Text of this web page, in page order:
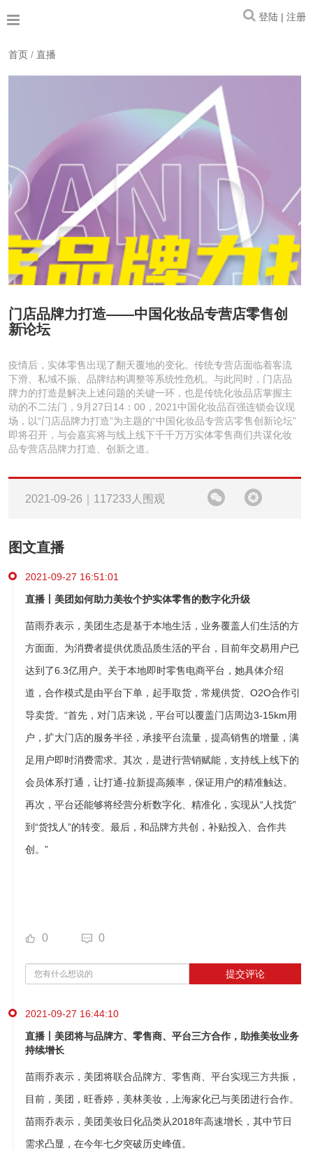
登陆 | 注册
首页 / 直播
门店品牌力打造——中国化妆品专营店零售创
新论坛
疫情后，实体零售出现了翻天覆地的变化。传统专营店面临着客流
下滑、私域不振、品牌结构调整等系统性危机。与此同时，门店品
牌力的打造是解决上述问题的关键一环，也是传统化妆品店掌握主
动的不二法门，9月27日14：00，2021中国化妆品百强连锁会议现
场，以“门店品牌力打造”为主题的“中国化妆品专营店零售创新论坛”
即将召开，与会嘉宾将与线上线下千千万万实体零售商们共谋化妆
品专营店品牌力打造、创新之道。
2021-09-26｜117233人围观
图文直播
2021-09-27 16:51:01
直播丨美团如何助力美妆个护实体零售的数字化升级
苗雨乔表示，美团生态是基于本地生活，业务覆盖人们生活的方
方面面、为消费者提供优质品质生活的平台，目前年交易用户已
达到了6.3亿用户。关于本地即时零售电商平台，她具体介绍
道，合作模式是由平台下单，起手取货，常规供货、O2O合作引
导卖货。“首先，对门店来说，平台可以覆盖门店周边3-15km用
户，扩大门店的服务半径，承接平台流量，提高销售的增量，满
足用户即时消费需求。其次，是进行营销赋能，支持线上线下的
会员体系打通，让打通-拉新提高频率，保证用户的精准触达。
再次，平台还能够将经营分析数字化、精准化，实现从“人找货”
到“货找人”的转变。最后，和品牌方共创，补贴投入、合作共
创。”
0 0
提交评论
2021-09-27 16:44:10
直播丨美团将与品牌方、零售商、平台三方合作，助推美妆业务
持续增长
苗雨乔表示，美团将联合品牌方、零售商、平台实现三方共振，
目前，美团，旺香婷，美林美妆，上海家化已与美团进行合作。
苗雨乔表示，美团美妆日化品类从2018年高速增长，其中节日
需求凸显，在今年七夕突破历史峰值。